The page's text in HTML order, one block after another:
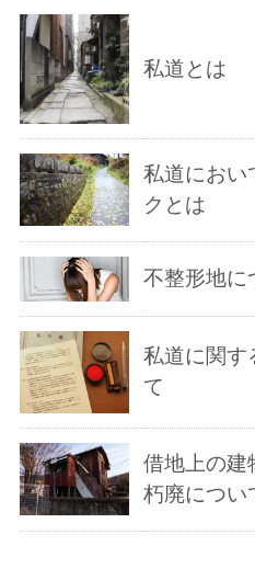
私道とは
私道におい
クとは
不整形地に
私道に関す
て
借地上の建
朽廃につい